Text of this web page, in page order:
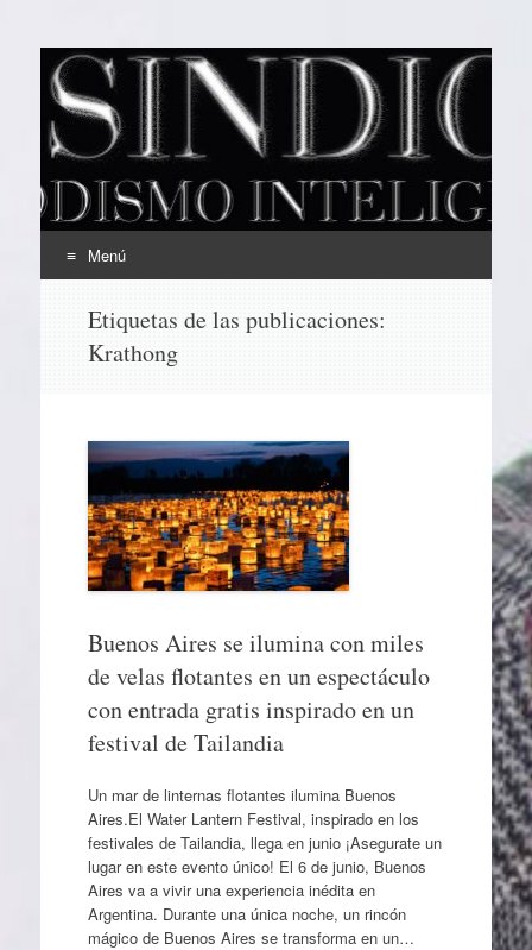
EL SINDICAL
Periodismo Inteligente
Menú
contenido
Etiquetas de las publicaciones:
Krathong
Buenos Aires se ilumina con miles
de velas flotantes en un espectáculo
con entrada gratis inspirado en un
festival de Tailandia
Un mar de linternas flotantes ilumina Buenos
Aires.El Water Lantern Festival, inspirado en los
festivales de Tailandia, llega en junio ¡Asegurate un
lugar en este evento único! El 6 de junio, Buenos
Aires va a vivir una experiencia inédita en
Argentina. Durante una única noche, un rincón
mágico de Buenos Aires se transforma en un…